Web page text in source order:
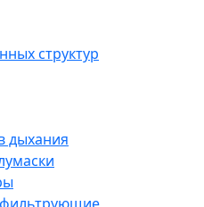
структур
дыхания